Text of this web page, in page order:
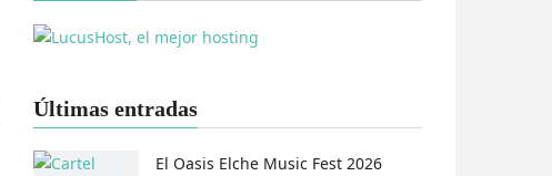
Últimas entradas
El Oasis Elche Music Fest 2026